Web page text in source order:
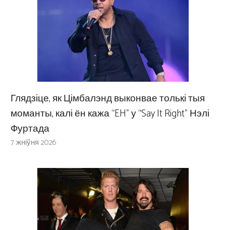
Глядзіце, як Цімбалэнд выконвае толькі тыя
моманты, калі ён кажа “EH” у “Say It Right” Нэлі
Фуртада
7 жніўня 2026